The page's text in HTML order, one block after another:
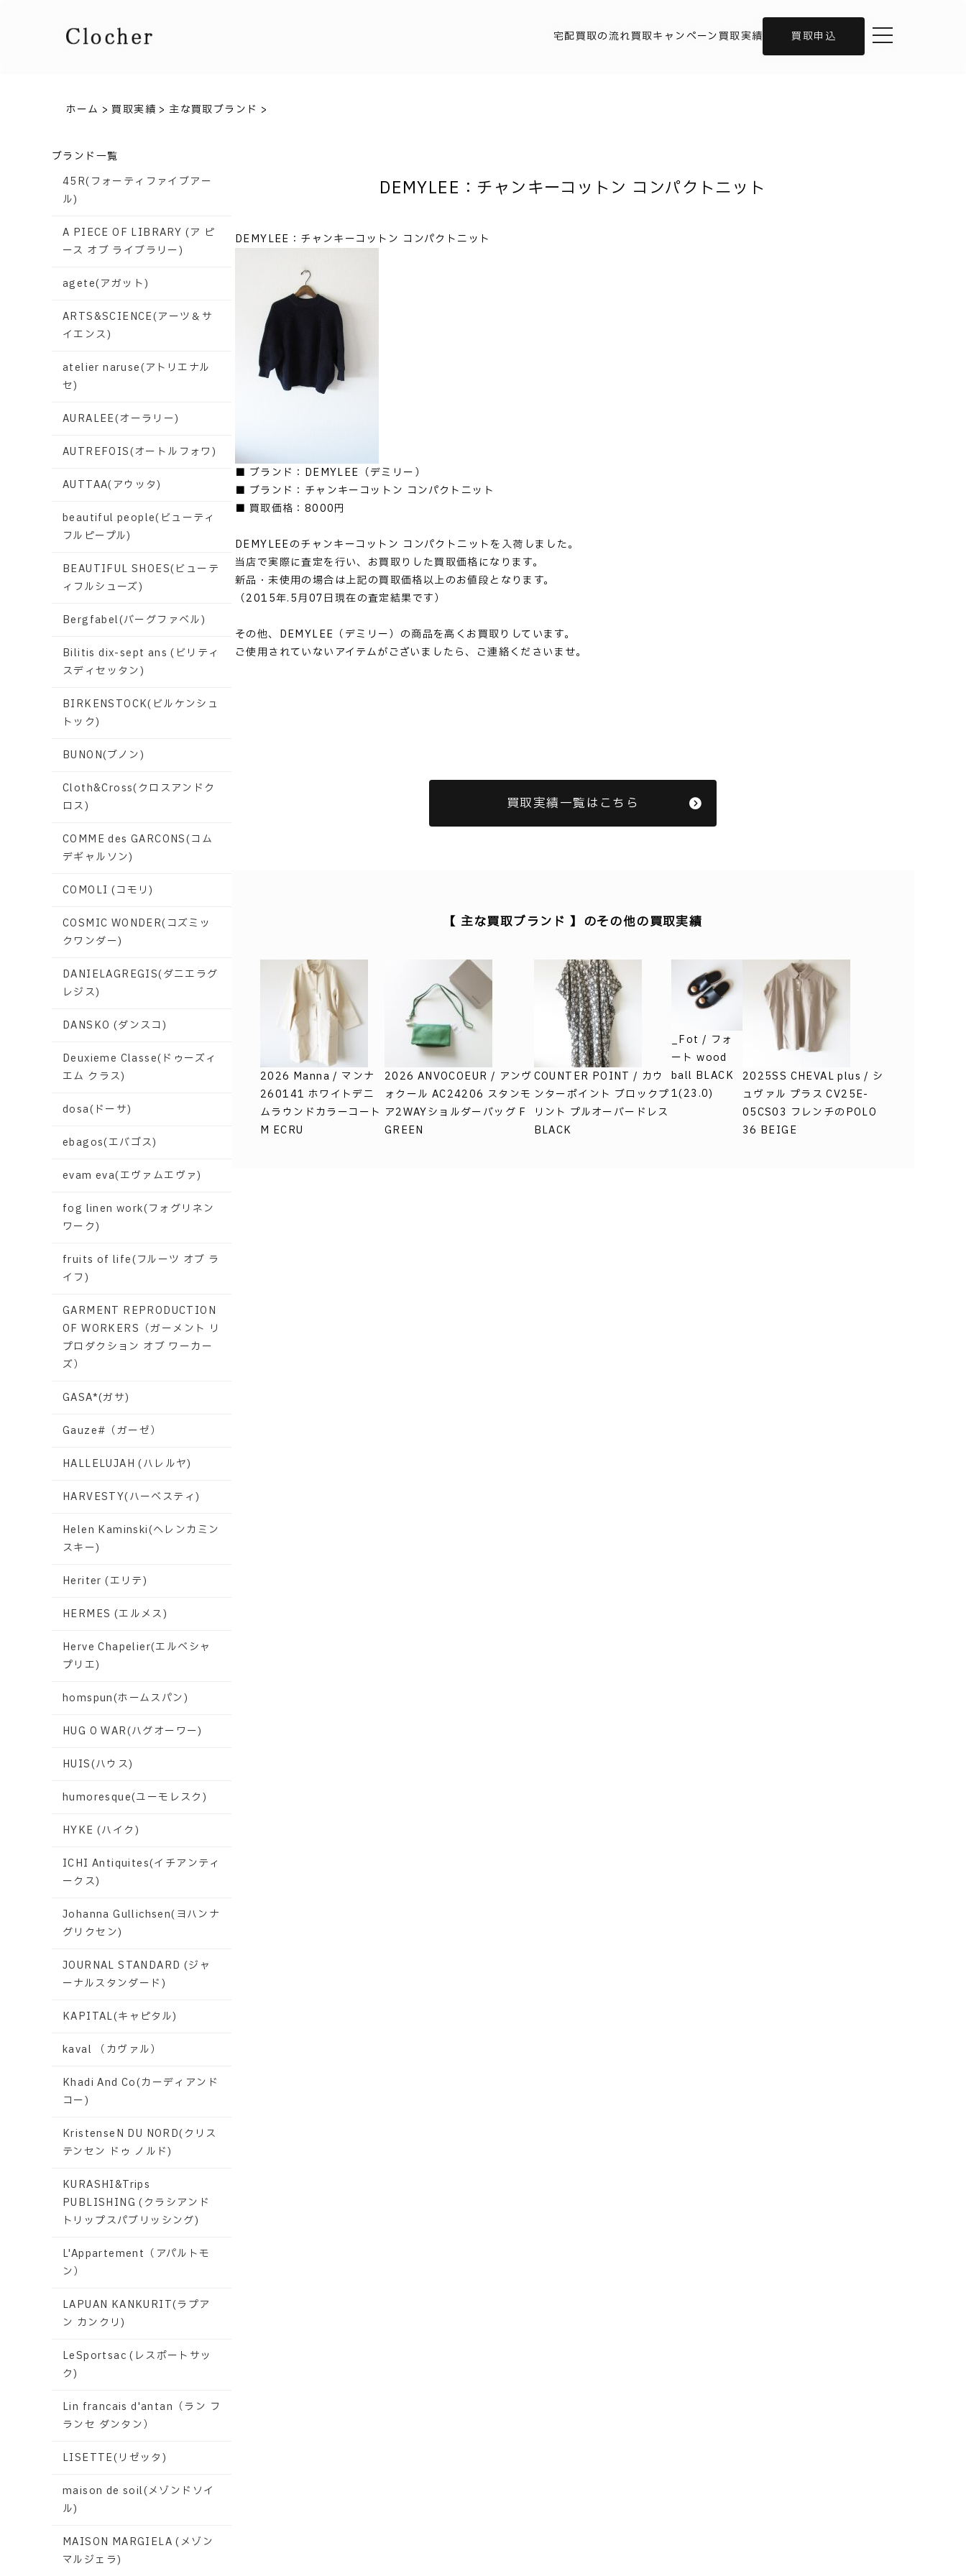
宅配買取の流れ買取キャンペーン買取実績 買取申込 toggle navigation
ホーム >買取実績 > 主な買取ブランド >
DEMYLEE：チャンキーコットン コンパクトニット
DEMYLEE：チャンキーコットン コンパクトニット
■ ブランド：DEMYLEE（デミリー）
■ ブランド：チャンキーコットン コンパクトニット
■ 買取価格：8000円
DEMYLEEのチャンキーコットン コンパクトニットを入荷しました。
当店で実際に査定を行い、お買取りした買取価格になります。
新品・未使用の場合は上記の買取価格以上のお値段となります。
（2015年.5月07日現在の査定結果です）
その他、DEMYLEE（デミリー）の商品を高くお買取りしています。
ご使用されていないアイテムがございましたら、ご連絡くださいませ。
買取実績一覧はこちら
【 主な買取ブランド 】のその他の買取実績
2026 Manna / マンナ
260141 ホワイトデニ
ムラウンドカラーコート
M ECRU
2026 ANVOCOEUR / アンヴ
ォクール AC24206 スタンモ
ア2WAYショルダーバッグ F
GREEN
COUNTER POINT / カウ
ンターポイント ブロックプ
リント プルオーバードレス
BLACK
_Fot / フォ
ート wood
ball BLACK
1(23.0)
2025SS CHEVAL plus / シ
ュヴァル プラス CV25E-
05CS03 フレンチのPOLO
36 BEIGE
ブランド一覧
45R(フォーティファイブアー
ル)
A PIECE OF LIBRARY (ア ピ
ース オブ ライブラリー)
agete(アガット)
ARTS&SCIENCE(アーツ＆サ
イエンス)
atelier naruse(アトリエナル
セ)
AURALEE(オーラリー)
AUTREFOIS(オートルフォワ)
AUTTAA(アウッタ)
beautiful people(ビューティ
フルピープル)
BEAUTIFUL SHOES(ビューテ
ィフルシューズ)
Bergfabel(バーグファベル)
Bilitis dix-sept ans (ビリティ
スディセッタン)
BIRKENSTOCK(ビルケンシュ
トック)
BUNON(ブノン)
Cloth&Cross(クロスアンドク
ロス)
COMME des GARCONS(コム
デギャルソン)
COMOLI (コモリ)
COSMIC WONDER(コズミッ
クワンダー)
DANIELAGREGIS(ダニエラグ
レジス)
DANSKO (ダンスコ)
Deuxieme Classe(ドゥーズィ
エム クラス)
dosa(ドーサ)
ebagos(エバゴス)
evam eva(エヴァムエヴァ)
fog linen work(フォグリネン
ワーク)
fruits of life(フルーツ オブ ラ
イフ)
GARMENT REPRODUCTION
OF WORKERS（ガーメント リ
プロダクション オブ ワーカー
ズ）
GASA*(ガサ)
Gauze#（ガーゼ）
HALLELUJAH (ハレルヤ)
HARVESTY(ハーベスティ)
Helen Kaminski(ヘレンカミン
スキー)
Heriter (エリテ)
HERMES (エルメス)
Herve Chapelier(エルベシャ
プリエ)
homspun(ホームスパン)
HUG O WAR(ハグオーワー)
HUIS(ハウス)
humoresque(ユーモレスク)
HYKE (ハイク)
ICHI Antiquites(イチアンティ
ークス)
Johanna Gullichsen(ヨハンナ
グリクセン)
JOURNAL STANDARD (ジャ
ーナルスタンダード)
KAPITAL(キャピタル)
kaval （カヴァル）
Khadi And Co(カーディアンド
コー)
KristenseN DU NORD(クリス
テンセン ドゥ ノルド)
KURASHI&Trips
PUBLISHING (クラシアンド
トリップスパブリッシング)
L'Appartement（アパルトモ
ン）
LAPUAN KANKURIT(ラプア
ン カンクリ)
LeSportsac (レスポートサッ
ク)
Lin francais d'antan（ラン フ
ランセ ダンタン）
LISETTE(リゼッタ)
maison de soil(メゾンドソイ
ル)
MAISON MARGIELA (メゾン
マルジェラ)